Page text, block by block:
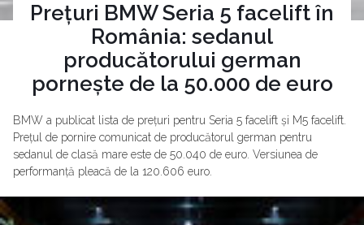
Prețuri BMW Seria 5 facelift în
România: sedanul
producătorului german
pornește de la 50.000 de euro
BMW a publicat lista de prețuri pentru Seria 5 facelift și M5 facelift.
Prețul de pornire comunicat de producătorul german pentru
sedanul de clasă mare este de 50.040 de euro. Versiunea de
performanță pleacă de la 120.606 euro.